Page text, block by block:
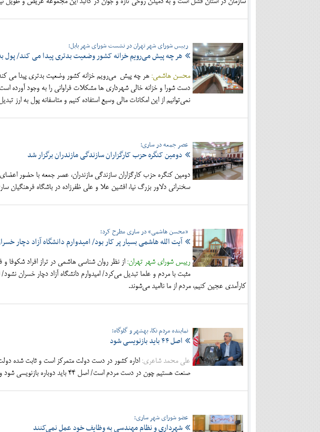
رییس شورای شهر تهران در نشست شورای شهر بابل:
هر چه پیش می‌رویم خزانه کشور وضعیت بدتری پیدا می کند/ پول
محسن هاشمی: هر چه پیش می‌رویم خزانه کشور وضعیت بدتری پیدا می
دست شورا و خزانه خالی شهرداری ها مشکلات فراوانی را به وجود آورده
نمی‌توانیم از این امکانات مالی وسیع استفاده کنیم و متاسفانه پول به ارز
عصر جمعه در ساری؛
دومین کنگره حزب کارگزاران سازندگی مازندران برگزار شد
دومین کنگره حزب کارگزاران سازندگی مازندران، عصر جمعه با حضور
سخنرانی دلاور بزرگ نیا، افشین علا و علی ظفرزاده در باشگاه فرهنگیان
«محسن هاشمی» در ساری مطرح کرد:
آیت الله هاشمی بسیار پر کار بود/ امیدوارم دانشگاه آزاد دچار
رییس شورای شهر تهران: از نظر روان شناسی هاشمی در تراز افراد شکوفا
مثبت با مردم و علما تبدیل می‌کرد/ امیدوارم دانشگاه آزاد دچار خسران
کارآمدی عجین کنیم، مردم از ما ناامید می‌شوند.
نماینده مردم نکا، بهشهر و گلوگاه:
اصل ۴۴ باید بازنویسی شود
علی محمد شاعری: اداره کشور در دست دولت متمرکز است و ثابت شده
صنعت هستیم چون در دست مردم است/ اصل ۴۴ باید دوباره بازنویسی شود و دولت برای واگذاری اموری که به او مربوط نیست اقدام کند.
عضو شورای شهر ساری:
شهرداری و نظام مهندسی به وظایف خود عمل نمی‌کنند